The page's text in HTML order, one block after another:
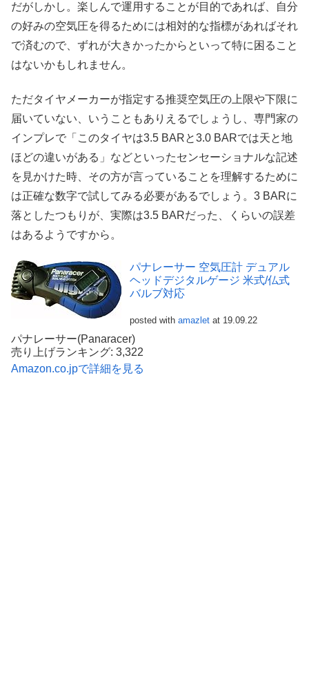
だがしかし。楽しんで運用することが目的であれば、自分
の好みの空気圧を得るためには相対的な指標があればそれ
で済むので、ずれが大きかったからといって特に困ること
はないかもしれません。
ただタイヤメーカーが指定する推奨空気圧の上限や下限に
届いていない、いうこともありえるでしょうし、専門家の
インプレで「このタイヤは3.5 BARと3.0 BARでは天と地
ほどの違いがある」などといったセンセーショナルな記述
を見かけた時、その方が言っていることを理解するために
は正確な数字で試してみる必要があるでしょう。3 BARに
落としたつもりが、実際は3.5 BARだった、くらいの誤差
はあるようですから。
パナレーサー 空気圧計 デュアル
ヘッドデジタルゲージ 米式/仏式
バルブ対応
posted with amazlet at 19.09.22
パナレーサー(Panaracer)
売り上げランキング: 3,322
Amazon.co.jpで詳細を見る